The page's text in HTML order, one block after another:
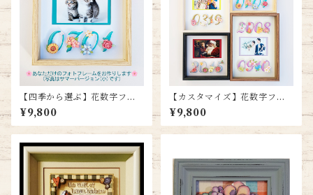
【四季から選ぶ】花数字フォ
トフレーム（スモールサイ
ズ）
¥9,800
【カスタマイズ】花数字フォ
トフレーム（スモールサイ
ズ）
¥9,800